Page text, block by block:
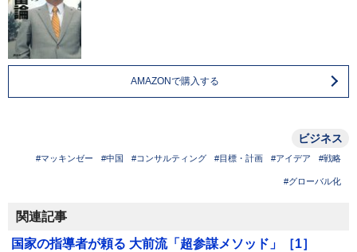
AMAZONで購入する
ビジネス
#マッキンゼー #中国 #コンサルティング #目標・計画 #アイデア #戦略
#グローバル化
関連記事
国家の指導者が頼る 大前流「超参謀メソッド」［1］